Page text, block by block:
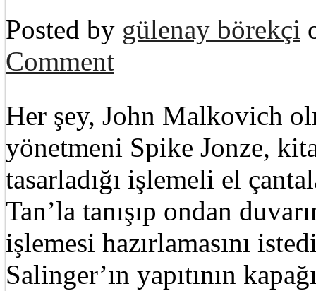
Posted by gülenay börekçi
Comment
Her şey, John Malkovich
yönetmeni Spike Jonze,
tasarladığı işlemeli el
Tan’la tanışıp ondan
işlemesi hazırlamasını
Salinger’ın yapıtının